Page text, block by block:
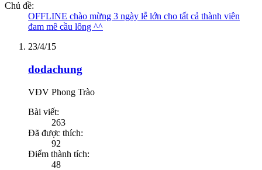
Chủ đề:
OFFLINE chào mừng 3 ngày lễ lớn cho tất cả thành viên
đam mê cầu lông ^^
23/4/15
dodachung
VĐV Phong Trào
Bài viết:
263
Đã được thích:
92
Điểm thành tích:
48